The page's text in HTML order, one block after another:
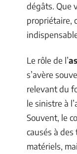
dégâts. Que
propriétaire,
Le rôle de l’
s’avère
relevant du
le sinistre à
Souvent, le
causés à
matériels,